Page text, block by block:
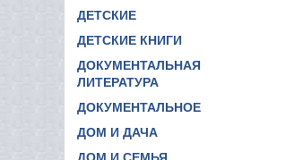
ДЕТСКИЕ
ДЕТСКИЕ КНИГИ
ДОКУМЕНТАЛЬНАЯ
ЛИТЕРАТУРА
ДОКУМЕНТАЛЬНОЕ
ДОМ И ДАЧА